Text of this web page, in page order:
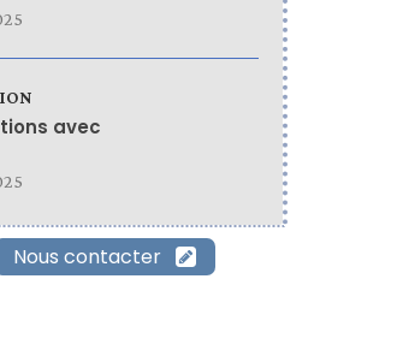
avec
Nous contacter